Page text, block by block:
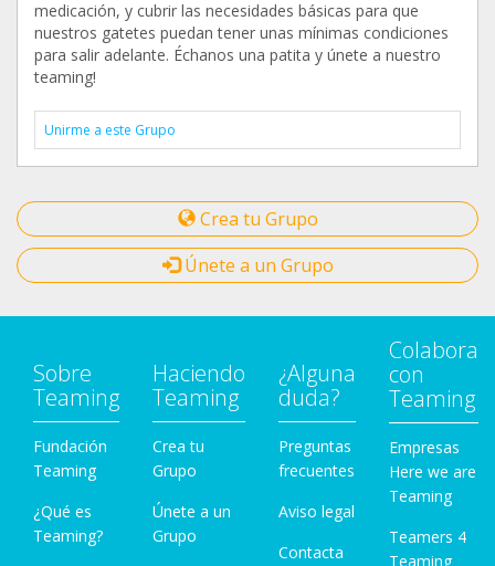
medicación, y cubrir las necesidades básicas para que
nuestros gatetes puedan tener unas mínimas condiciones
para salir adelante. Échanos una patita y únete a nuestro
teaming!
Unirme a este Grupo
Crea tu Grupo
Únete a un Grupo
Sobre
Teaming
Fundación
Teaming
¿Qué es
Teaming?
Haciendo
Teaming
Crea tu
Grupo
Únete a un
Grupo
¿Alguna
duda?
Preguntas
frecuentes
Aviso legal
Contacta
Colabora
con
Teaming
Empresas
Here we are
Teaming
Teamers 4
Teaming